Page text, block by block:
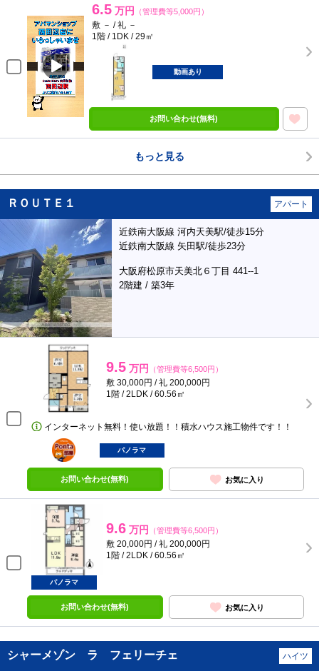
6.5 万円 （管理費等5,000円）
敷 － / 礼 －
1階 / 1DK / 29㎡
動画あり
お問い合わせ(無料)
もっと見る
ＲＯＵＴＥ１ アパート
近鉄南大阪線 河内天美駅/徒歩15分
近鉄南大阪線 矢田駅/徒歩23分
大阪府松原市天美北６丁目 441--1
2階建 / 築3年
9.5 万円 （管理費等6,500円）
敷 30,000円 / 礼 200,000円
1階 / 2LDK / 60.56㎡
インターネット無料！使い放題！！積水ハウス施工物件です！！
ポンタ
部屋
パノラマ
お問い合わせ(無料) お気に入り
9.6 万円 （管理費等6,500円）
敷 20,000円 / 礼 200,000円
1階 / 2LDK / 60.56㎡
パノラマ
お問い合わせ(無料) お気に入り
シャーメゾン ラ フェリーチェ ハイツ